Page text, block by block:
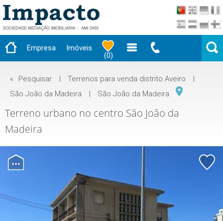
Empresa
Imóveis
(0)
« Pesquisar | Terrenos para venda distrito Aveiro
|
São João da Madeira
| São João da Madeira
Terreno urbano no centro São João da
Madeira